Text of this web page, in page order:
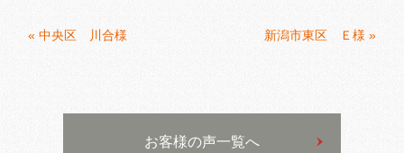
« 中央区 川合様 新潟市東区 Ｅ様 »
お客様の声一覧へ